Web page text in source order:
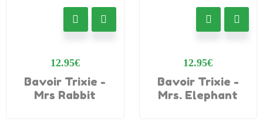
12.95€
Bavoir Trixie -
Mrs Rabbit
12.95€
Bavoir Trixie -
Mrs. Elephant